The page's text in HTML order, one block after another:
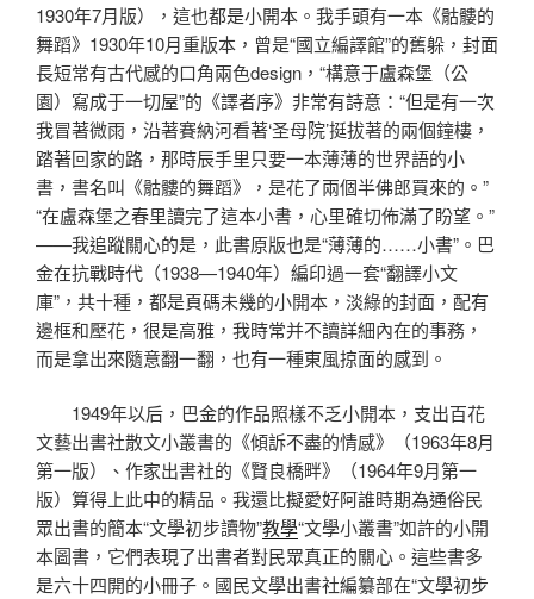
1930年7月版），這也都是小開本。我手頭有一本《骷髏的
舞蹈》1930年10月重版本，曾是“國立編譯館”的舊躲，封面
長短常有古代感的口角兩色design，“構意于盧森堡（公
園）寫成于一切屋”的《譯者序》非常有詩意：“但是有一次
我冒著微雨，沿著賽納河看著‘圣母院’挺拔著的兩個鐘樓，
踏著回家的路，那時辰手里只要一本薄薄的世界語的小
書，書名叫《骷髏的舞蹈》，是花了兩個半佛郎買來的。”
“在盧森堡之春里讀完了這本小書，心里確切佈滿了盼望。”
——我追蹤關心的是，此書原版也是“薄薄的……小書”。巴
金在抗戰時代（1938—1940年）編印過一套“翻譯小文
庫”，共十種，都是頁碼未幾的小開本，淡綠的封面，配有
邊框和壓花，很是高雅，我時常并不讀詳細內在的事務，
而是拿出來隨意翻一翻，也有一種東風掠面的感到。
1949年以后，巴金的作品照樣不乏小開本，支出百花
文藝出書社散文小叢書的《傾訴不盡的情感》（1963年8月
第一版）、作家出書社的《賢良橋畔》（1964年9月第一
版）算得上此中的精品。我還比擬愛好阿誰時期為通俗民
眾出書的簡本“文學初步讀物”教學“文學小叢書”如許的小開
本圖書，它們表現了出書者對民眾真正的關心。這些書多
是六十四開的小冊子。國民文學出書社編纂部在“文學初步